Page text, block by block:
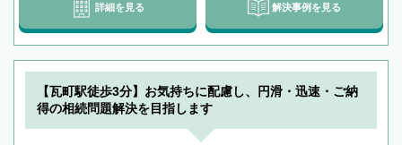
詳細を見る 解決事例を見る
【瓦町駅徒歩3分】お気持ちに配慮し、円滑・迅速・ご納
得の相続問題解決を目指します